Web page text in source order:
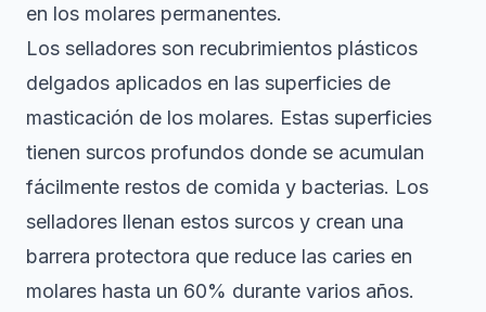
en los molares permanentes.
Los selladores son recubrimientos plásticos
delgados aplicados en las superficies de
masticación de los molares. Estas superficies
tienen surcos profundos donde se acumulan
fácilmente restos de comida y bacterias. Los
selladores llenan estos surcos y crean una
barrera protectora que reduce las caries en
molares hasta un 60% durante varios años.